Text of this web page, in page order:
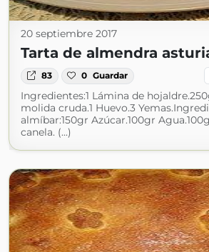
20 septiembre 2017
Tarta de almendra
83 0 Guardar
Ingredientes:1 Lámina de
molida cruda.1 Huevo.3
almíbar:150gr Azúcar.100gr
canela. (...)